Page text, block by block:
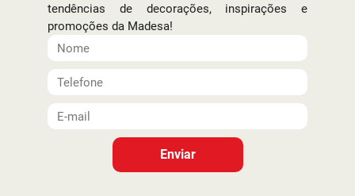
tendências de decorações, inspirações e
promoções da Madesa!
Enviar